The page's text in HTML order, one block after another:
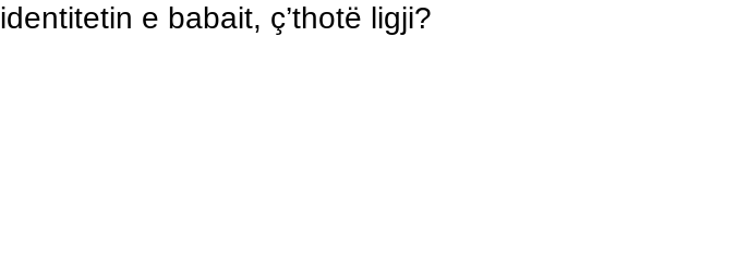
identitetin e babait, ç’thotë ligji?